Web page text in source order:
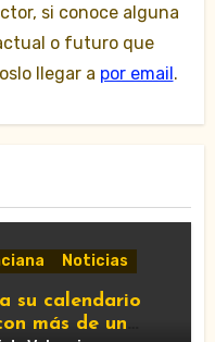
si conoce alguna
o futuro que
llegar a por email.
Noticias
su calendario
más de un